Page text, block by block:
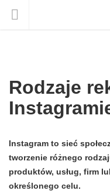
Rodzaje
Instagram to sieć
tworzenie różnego
produktów, usług, firm
określonego celu.